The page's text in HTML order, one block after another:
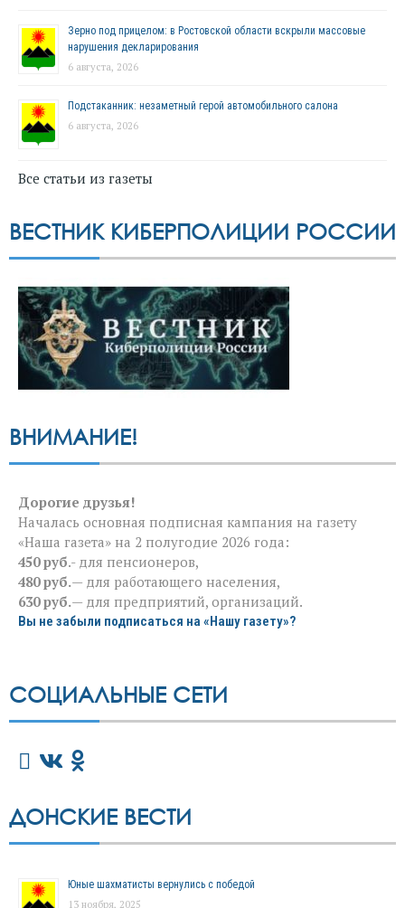
Зерно под прицелом: в Ростовской области вскрыли массовые
нарушения декларирования
6 августа, 2026
Подстаканник: незаметный герой автомобильного салона
6 августа, 2026
Все статьи из газеты
ВЕСТНИК КИБЕРПОЛИЦИИ РОССИИ
ВНИМАНИЕ!
Дорогие друзья!
Началась основная подписная кампания на газету
«Наша газета» на 2 полугодие 2026 года:
450 руб.- для пенсионеров,
480 руб.— для работающего населения,
630 руб.— для предприятий, организаций.
Вы не забыли подписаться на «Нашу газету»?
СОЦИАЛЬНЫЕ СЕТИ
ДОНСКИЕ ВЕСТИ
Юные шахматисты вернулись с победой
13 ноября, 2025